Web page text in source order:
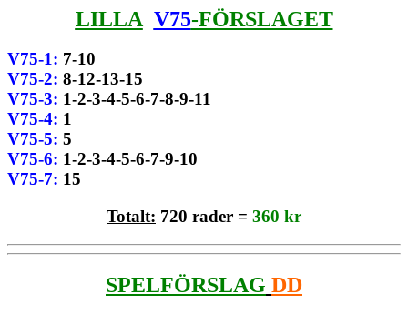
LILLA V75-FÖRSLAGET
V75-1: 7-10
V75-2: 8-12-13-15
V75-3: 1-2-3-4-5-6-7-8-9-11
V75-4: 1
V75-5: 5
V75-6: 1-2-3-4-5-6-7-9-10
V75-7: 15
Totalt: 720 rader = 360 kr
SPELFÖRSLAG DD